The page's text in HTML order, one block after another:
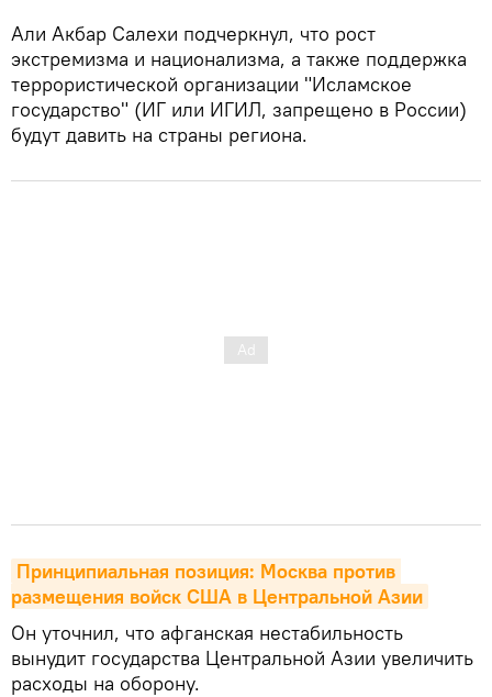
Али Акбар Салехи подчеркнул, что рост
экстремизма и национализма, а также поддержка
террористической организации "Исламское
государство" (ИГ или ИГИЛ, запрещено в России)
будут давить на страны региона.
Принципиальная позиция: Москва против
размещения войск США в Центральной Азии
Он уточнил, что афганская нестабильность
вынудит государства Центральной Азии увеличить
расходы на оборону.